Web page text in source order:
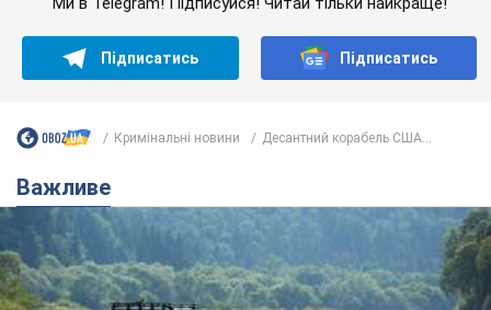
Значні штрафи і спеціальні полігони: як
проблему джипінгу вирішують за кордоном
Україні не завадить взяти приклад із країн Європи
8.08.2026 05:10 1,9 т.